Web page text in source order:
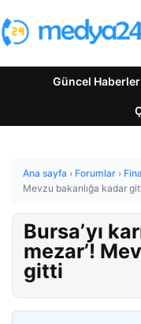
Güncel Haberler
Ana sayfa › Forumlar ›
Mevzu bakanlığa kadar
Bursa’yı
mezar’!
gitti